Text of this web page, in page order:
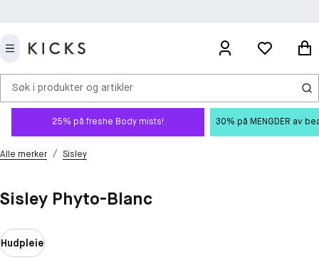
Søk i produkter og artikler
25% på freshe Body mists! 30% på MENGDER av
Alle merker / Sisley
Sisley Phyto-Blanc
Hudpleie